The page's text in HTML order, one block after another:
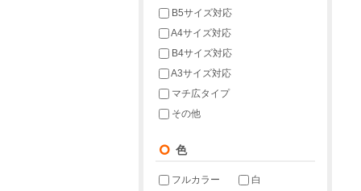
B5サイズ対応
A4サイズ対応
B4サイズ対応
A3サイズ対応
マチ広タイプ
その他
色
フルカラー
白